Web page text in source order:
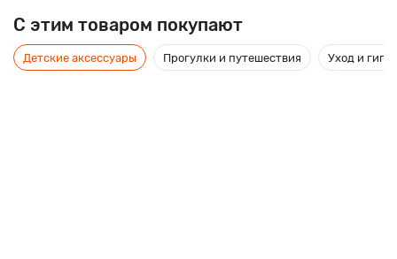
C этим товаром покупают
Детские аксессуары Прогулки и путешествия Уход и